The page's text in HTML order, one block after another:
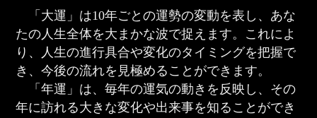
「大運」は10年ごとの運勢の変動を表し、あな
たの人生全体を大まかな波で捉えます。これによ
り、人生の進行具合や変化のタイミングを把握で
き、今後の流れを見極めることができます。
「年運」は、毎年の運気の動きを反映し、その
年に訪れる大きな変化や出来事を知ることができ